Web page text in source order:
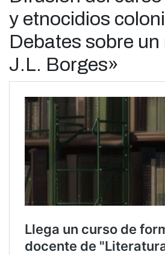
y etnocidios
Debates sobre un
J.L. Borges»